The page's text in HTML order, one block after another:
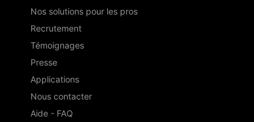
Nos solutions pour les pros
Recrutement
Témoignages
Presse
Applications
Nous contacter
Aide - FAQ